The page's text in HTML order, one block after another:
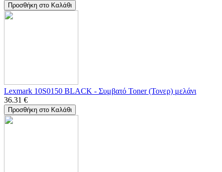
Προσθήκη στο Καλάθι
Lexmark 10S0150 BLACK - Συμβατό Toner (Τονερ) μελάνι
36.31 €
Προσθήκη στο Καλάθι